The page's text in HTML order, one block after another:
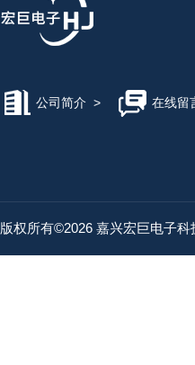
公司简介 > 在线留
版权所有©2026 嘉兴宏巨电子